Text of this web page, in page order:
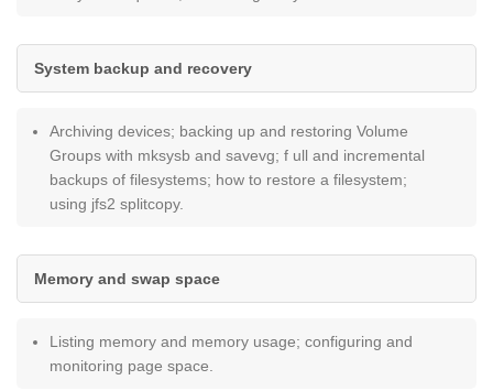
System backup and recovery
Archiving devices; backing up and restoring Volume
Groups with mksysb and savevg; f ull and incremental
backups of filesystems; how to restore a filesystem;
using jfs2 splitcopy.
Memory and swap space
Listing memory and memory usage; configuring and
monitoring page space.